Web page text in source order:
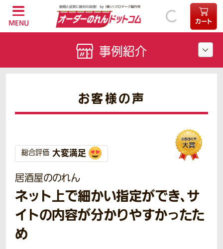
MENU カート
お客様の声
総合評価 大変満足
居酒屋ののれん
ネット上で細かい指定ができ、サ
イトの内容が分かりやすかったた
め
事例紹介